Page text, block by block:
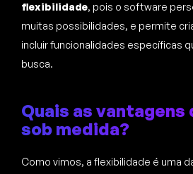
flexibilidade, pois o software
muitas possibilidades, e permite
incluir funcionalidades específicas
busca.
Quais as
sob medida?
Como vimos, a flexibilidade é uma